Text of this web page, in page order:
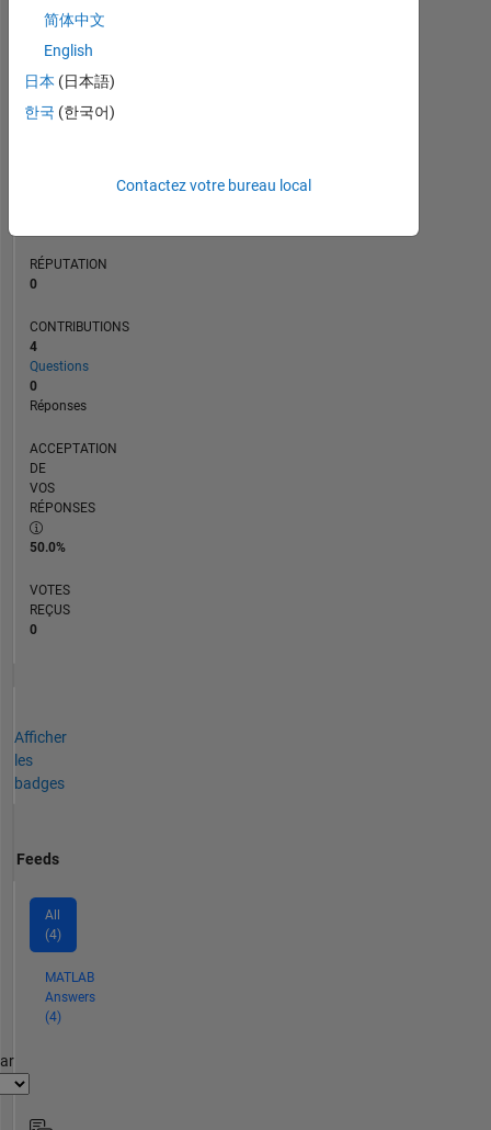
06/20
02/21
10/21
06/22
02/23
06/24
02/25
10/25
06/26
03/21
12/21
09/22
06/23
03/24
12/24
09/25
RANG
RÉPUTATION
0
CONTRIBUTIONS
4
Questions
0
Réponses
ACCEPTATION
DE
VOS
RÉPONSES
50.0%
VOTES
REÇUS
0
Afficher
les
badges
Feeds
All
(4)
MATLAB
Answers
(4)
简体中文
English
日本 (日本語)
한국 (한국어)
Contactez votre bureau local